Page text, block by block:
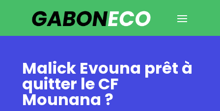
Malick Evouna prêt à
quitter le CF
Mounana ?